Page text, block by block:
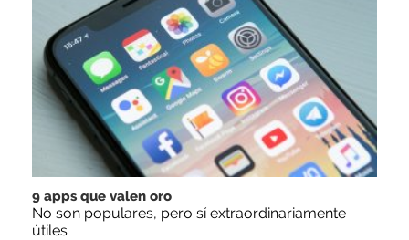
9 apps que valen oro
No son populares, pero sí extraordinariamente
útiles